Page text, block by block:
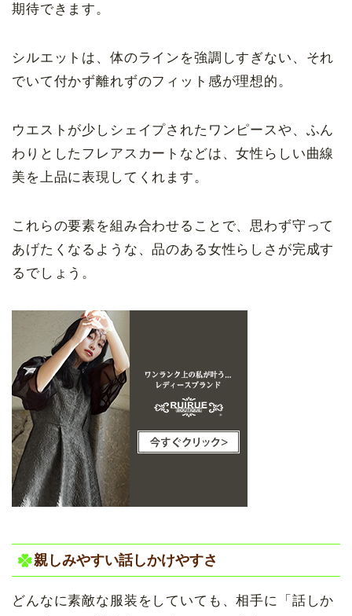
期待できます。
シルエットは、体のラインを強調しすぎない、それ
でいて付かず離れずのフィット感が理想的。
ウエストが少しシェイプされたワンピースや、ふん
わりとしたフレアスカートなどは、女性らしい曲線
美を上品に表現してくれます。
これらの要素を組み合わせることで、思わず守って
あげたくなるような、品のある女性らしさが完成す
るでしょう。
親しみやすい話しかけやすさ
どんなに素敵な服装をしていても、相手に「話しか